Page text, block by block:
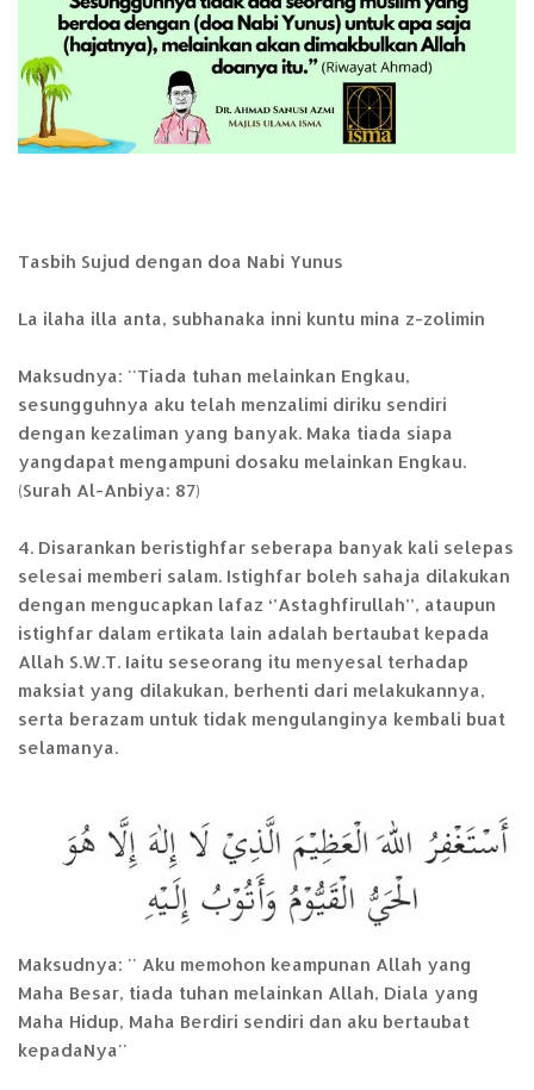
Tasbih Sujud dengan doa Nabi Yunus
La ilaha illa anta, subhanaka inni kuntu mina z-zolimin
Maksudnya: ''Tiada tuhan melainkan Engkau,
sesungguhnya aku telah menzalimi diriku sendiri
dengan kezaliman yang banyak. Maka tiada siapa
yangdapat mengampuni dosaku melainkan Engkau.
(Surah Al-Anbiya: 87)
4. Disarankan beristighfar seberapa banyak kali selepas
selesai memberi salam. Istighfar boleh sahaja dilakukan
dengan mengucapkan lafaz ‘’Astaghfirullah’’, ataupun
istighfar dalam ertikata lain adalah bertaubat kepada
Allah S.W.T. Iaitu seseorang itu menyesal terhadap
maksiat yang dilakukan, berhenti dari melakukannya,
serta berazam untuk tidak mengulanginya kembali buat
selamanya.
Maksudnya: '' Aku memohon keampunan Allah yang
Maha Besar, tiada tuhan melainkan Allah, Diala yang
Maha Hidup, Maha Berdiri sendiri dan aku bertaubat
kepadaNya''